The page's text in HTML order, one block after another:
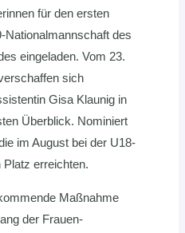
für den ersten
Nationalmannschaft des
eingeladen. Vom 23.
sich
Gisa Klaunig in
Überblick. Nominiert
im August bei der U18-
erreichten.
Maßnahme
der Frauen-